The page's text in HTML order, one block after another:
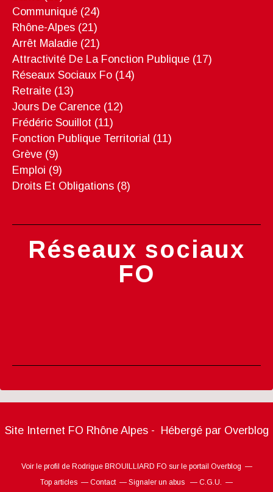
Communiqué (24)
Rhône-Alpes (21)
Arrêt Maladie (21)
Attractivité De La Fonction Publique (17)
Réseaux Sociaux Fo (14)
Retraite (13)
Jours De Carence (12)
Frédéric Souillot (11)
Fonction Publique Territorial (11)
Grève (9)
Emploi (9)
Droits Et Obligations (8)
Réseaux sociaux
FO
Site Internet FO Rhône Alpes - Hébergé par Overblog
Voir le profil de Rodrigue BROUILLIARD FO sur le portail Overblog
Top articles
Contact Signaler un abus C.G.U.